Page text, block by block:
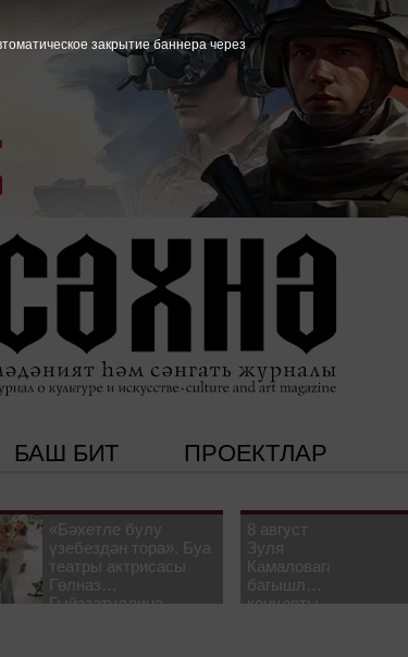
БАШ БИТ ПРОЕКТЛАР
«Бәхетле булу
үзебездән тора». Буа
театры актрисасы
Гөлназ
Гыйззәтуллина-
8 август
Зуля
Камаловага
багышлау
концерты
закрытие баннера через